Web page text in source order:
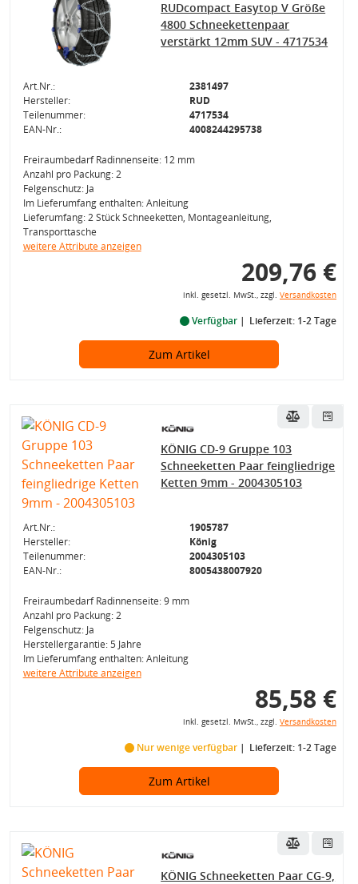
RUDcompact Easytop V Größe
4800 Schneekettenpaar
verstärkt 12mm SUV - 4717534
Art.Nr.:
2381497
Hersteller:
RUD
Teilenummer:
4717534
EAN-Nr.:
4008244295738
Freiraumbedarf Radinnenseite: 12 mm
Anzahl pro Packung: 2
Felgenschutz: Ja
Im Lieferumfang enthalten: Anleitung
Lieferumfang: 2 Stück Schneeketten, Montageanleitung,
Transporttasche
weitere Attribute anzeigen
209,76 €
inkl. gesetzl. MwSt., zzgl. Versandkosten
Verfügbar Lieferzeit: 1-2 Tage
Zum Artikel
KÖNIG CD-9 Gruppe 103
Schneeketten Paar feingliedrige
Ketten 9mm - 2004305103
Art.Nr.:
1905787
Hersteller:
König
Teilenummer:
2004305103
EAN-Nr.:
8005438007920
Freiraumbedarf Radinnenseite: 9 mm
Anzahl pro Packung: 2
Felgenschutz: Ja
Herstellergarantie: 5 Jahre
Im Lieferumfang enthalten: Anleitung
weitere Attribute anzeigen
85,58 €
inkl. gesetzl. MwSt., zzgl. Versandkosten
Nur wenige verfügbar Lieferzeit: 1-2 Tage
Zum Artikel
KÖNIG Schneeketten Paar CG-9,